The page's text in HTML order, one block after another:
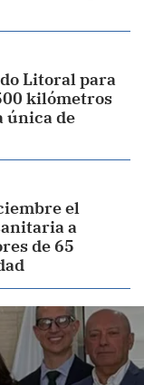
Litoral para
kilómetros
única de
el
a
de 65